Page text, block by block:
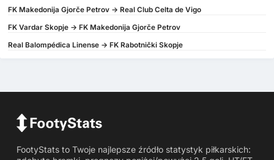
FK Makedonija Gjorče Petrov -> Real Club Celta de Vigo
FK Vardar Skopje -> FK Makedonija Gjorče Petrov
Real Balompédica Linense -> FK Rabotnički Skopje
FootyStats to Twoje najlepsze źródło statystyk piłkarskich: